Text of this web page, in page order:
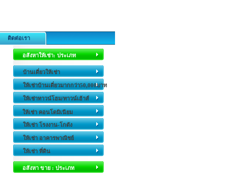
ติดต่อเรา
อสังหาให้เช่า: ประเภท
บ้านเดี่ยวให้เช่า
ให้เช่าบ้านเดี่ยวมากกว่า50,000บาท
ให้เช่าทาวน์โฮม/ทาวน์เฮ้าส์
ให้เช่า คอนโดมิเนียม
ให้เช่า โรงงาน-โกดัง
ให้เช่า อาคารพาณิชย์
ให้เช่า ที่ดิน
อสังหา ขาย : ประเภท